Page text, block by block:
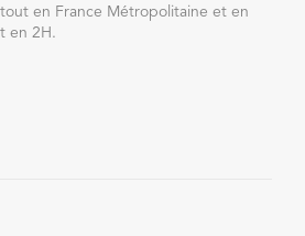
en France Métropolitaine et en
en 2H.